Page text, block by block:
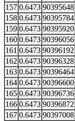
157 0.6473 90395648
158 0.6473 90395784
159 0.6473 90395920
160 0.6473 90396056
161 0.6473 90396192
162 0.6473 90396328
163 0.6473 90396464
164 0.6473 90396600
165 0.6473 90396736
166 0.6473 90396872
167 0.6473 90397008